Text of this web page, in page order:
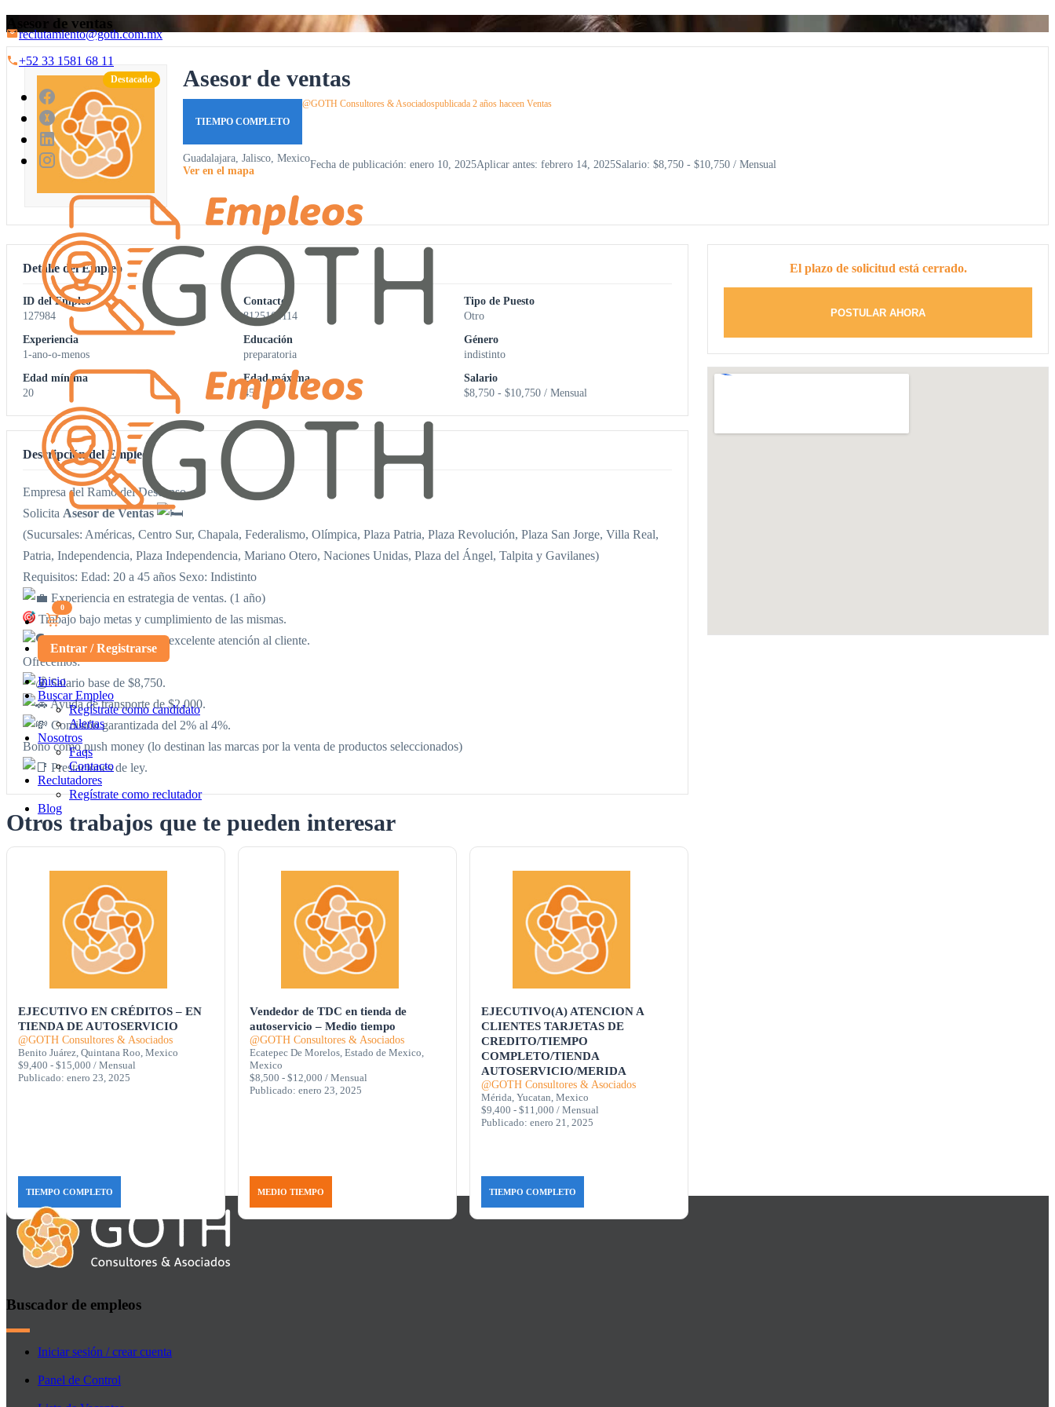
reclutamiento@goth.com.mx
+52 33 1581 68 11
0
Entrar / Registrarse
Inicio
Buscar Empleo
Regístrate como candidato
Alertas
Nosotros
Faqs
Contacto
Reclutadores
Regístrate como reclutador
Blog
Asesor de ventas
Destacado Asesor de ventas
TIEMPO COMPLETO
@GOTH Consultores & Asociadospublicada 2 años haceen Ventas
Guadalajara, Jalisco, Mexico
Ver en el mapa
Fecha de publicación: enero 10, 2025Aplicar antes: febrero 14, 2025Salario: $8,750 - $10,750 / Mensual
Detalle del Empleo
ID del Empleo
127984
Contacto
8125164114
Tipo de Puesto
Otro
Experiencia
1-ano-o-menos
Educación
preparatoria
Género
indistinto
Edad mínima
20
Edad máxima
45
Salario
$8,750 - $10,750 / Mensual
Descripción del Empleo
Empresa del Ramo del Descanso
Solicita Asesor de Ventas
(Sucursales: Américas, Centro Sur, Chapala, Federalismo, Olímpica, Plaza Patria, Plaza Revolución, Plaza San Jorge, Villa Real,
Patria, Independencia, Plaza Independencia, Mariano Otero, Naciones Unidas, Plaza del Ángel, Talpita y Gavilanes)
Requisitos: Edad: 20 a 45 años Sexo: Indistinto
Experiencia en estrategia de ventas. (1 año)
Trabajo bajo metas y cumplimiento de las mismas.
Comunicación activa y excelente atención al cliente.
Ofrecemos:
Salario base de $8,750.
Ayuda de transporte de $2,000.
Comisión garantizada del 2% al 4%.
Bono como push money (lo destinan las marcas por la venta de productos seleccionados)
Prestaciones de ley.
Otros trabajos que te pueden interesar
EJECUTIVO EN CRÉDITOS – EN
TIENDA DE AUTOSERVICIO
@GOTH Consultores & Asociados
Benito Juárez, Quintana Roo, Mexico
$9,400 - $15,000 / Mensual
Publicado: enero 23, 2025
TIEMPO COMPLETO
Vendedor de TDC en tienda de
autoservicio – Medio tiempo
@GOTH Consultores & Asociados
Ecatepec De Morelos, Estado de Mexico,
Mexico
$8,500 - $12,000 / Mensual
Publicado: enero 23, 2025
MEDIO TIEMPO
EJECUTIVO(A) ATENCION A
CLIENTES TARJETAS DE
CREDITO/TIEMPO
COMPLETO/TIENDA
AUTOSERVICIO/MERIDA
@GOTH Consultores & Asociados
Mérida, Yucatan, Mexico
$9,400 - $11,000 / Mensual
Publicado: enero 21, 2025
TIEMPO COMPLETO
El plazo de solicitud está cerrado.
POSTULAR AHORA
Buscador de empleos
Iniciar sesión / crear cuenta
Panel de Control